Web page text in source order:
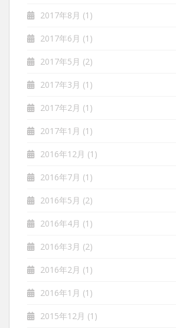
2017年8月 (1)
2017年6月 (1)
2017年5月 (2)
2017年3月 (1)
2017年2月 (1)
2017年1月 (1)
2016年12月 (1)
2016年7月 (1)
2016年5月 (2)
2016年4月 (1)
2016年3月 (2)
2016年2月 (1)
2016年1月 (1)
2015年12月 (1)